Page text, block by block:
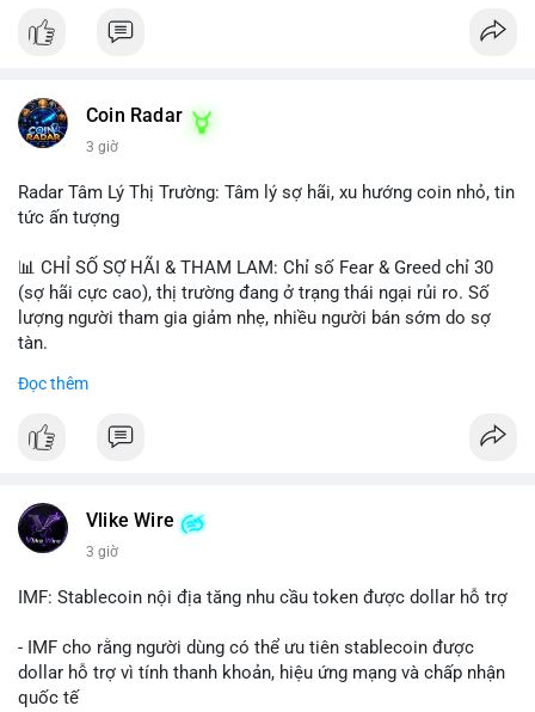
Coin Radar
3 giờ
Radar Tâm Lý Thị Trường: Tâm lý sợ hãi, xu hướng coin nhỏ, tin
tức ấn tượng
📊 CHỈ SỐ SỢ HÃI & THAM LAM: Chỉ số Fear & Greed chỉ 30
(sợ hãi cực cao), thị trường đang ở trạng thái ngại rủi ro. Số
lượng người tham gia giảm nhẹ, nhiều người bán sớm do sợ
tàn.
📈 XU HƯỚNG TÌM KIẾM & THẢO LUẬN: Biconomy (BICO),
coin được tìm kiếm nhiều nhất. Chủ đề NFT (Pudgy Penguins),
💬 DÒNG CHẢY TIN TỨC & TRUYỀN THÔNG: Bàn tán trên
Binance Square tập trung vào lệnh kẹp, dự báo NVDA và Musk
luận về Clearity Act.
💡 NHẬN ĐỊNH & KHUYẾN NGHỊ: Tâm lý ngắn hạn vẫn tiêu
cực do sợ hãi, nhưng xu hướng coin nhỏ và tin tức AI/NVIDA
có thể tạo cơ hội mua sớm. Cần theo dõi sự thay đổi trong
Đọc thêm
Vlike Wire
3 giờ
IMF: Stablecoin nội địa tăng nhu cầu token được dollar hỗ trợ
- IMF cho rằng người dùng có thể ưu tiên stablecoin được
dollar hỗ trợ vì tính thanh khoản, hiệu ứng mạng và chấp nhận
quốc tế